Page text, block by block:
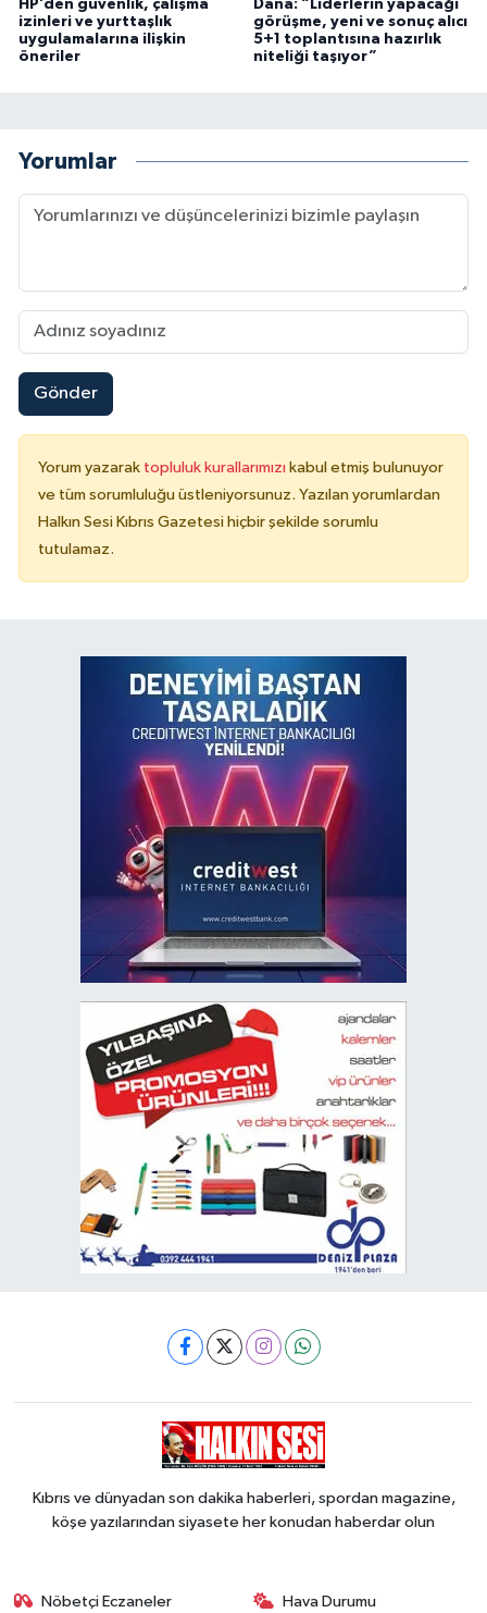
HP’den güvenlik, çalışma
izinleri ve yurttaşlık
uygulamalarına ilişkin
öneriler
Dânâ: “Liderlerin yapacağı
görüşme, yeni ve sonuç alıcı
5+1 toplantısına hazırlık
niteliği taşıyor”
Yorumlar
Gönder
Yorum yazarak topluluk kurallarımızı kabul etmiş bulunuyor
ve tüm sorumluluğu üstleniyorsunuz. Yazılan yorumlardan
Halkın Sesi Kıbrıs Gazetesi hiçbir şekilde sorumlu
tutulamaz.
Kıbrıs ve dünyadan son dakika haberleri, spordan magazine,
köşe yazılarından siyasete her konudan haberdar olun
Nöbetçi Eczaneler Hava Durumu